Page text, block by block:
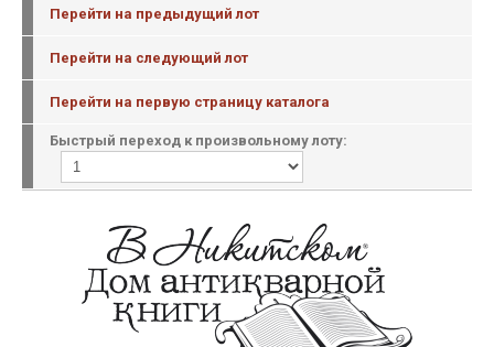
Перейти на предыдущий лот
Перейти на следующий лот
Перейти на первую страницу каталога
Быстрый переход к произвольному лоту: